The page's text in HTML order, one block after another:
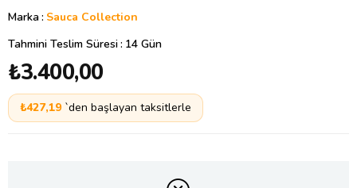
Marka: Sauca Collection
Tahmini Teslim Süresi: 14 Gün
₺3.400,00
₺427,19 `den başlayan taksitlerle